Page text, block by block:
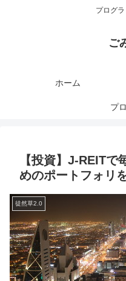
プログ
ご
ホーム
プ
【投資】J-REITで
めのポートフォリ
徒然草2.0